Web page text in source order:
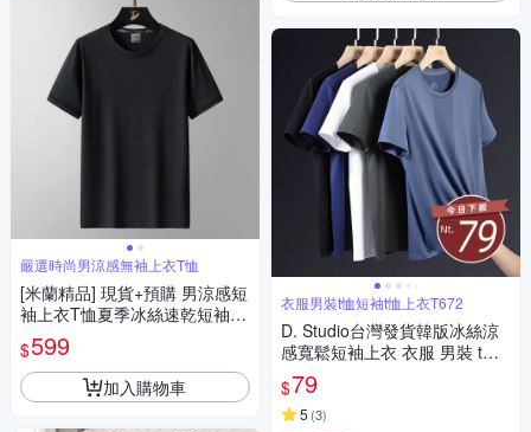
嚴選時尚男涼感無袖上衣T恤
[米蘭精品] 現貨+預購 男涼感短
袖上衣T恤夏季冰絲速乾短袖寬
鬆大尺碼男士運動上衣T恤冰
感-男裝7色74lg1
$599
加入購物車
衣服男裝t恤短袖t恤上衣T672
D. Studio台灣發貨韓版冰絲涼
感寬鬆短袖上衣 衣服 男裝 t
恤 短袖t恤 上衣T672
$79
5 (3)